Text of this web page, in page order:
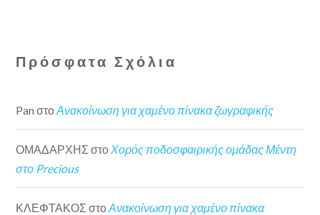
Πρόσφατα Σχόλια
Pan στοΑνακοίνωση για χαμένο πίνακα ζωγραφικής
ΟΜΑΔΑΡΧΗΣ στο Χορός ποδοσφαιρικής ομάδας Μέντη
στο Precious
ΚΛΕΦΤΑΚΟΣ στοΑνακοίνωση για χαμένο πίνακα